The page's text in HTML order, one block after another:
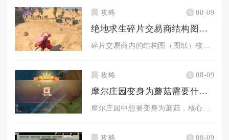
攻略 08-09
绝地求生碎片交易商结构图能干啥
碎片交易商内的结构图（图纸）核心作用是升级成长型武器皮肤，同...
攻略 08-09
摩尔庄园变身为蘑菇需要什么步骤
摩尔庄园中想要变身为蘑菇，核心流程为先获取投掷道具变身蘑菇，...
攻略 08-09